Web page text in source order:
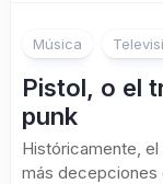
Música
Pistol, o el
punk
Históricamente,
más decepciones